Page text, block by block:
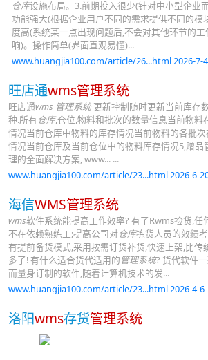
仓库设施布局。3.前期投入很少(针对中小型企业而
功能强大(根据企业用户不同的需求提供不同的模
度高(系统某一点出现问题后,不会对其他环节的工
响)。操作简单(界面直观易懂)...
www.huangjia100.com/article/26...html 2026-7-4
旺店通wms管理系统
旺店通wms 管理系统更新控制随时更新当前库存
种.所有仓库,仓位,物料和批次的数量信息当前物料
情况当前仓库中物料的库存情况当前物料的各批
情况当前仓库及当前仓位中的物料库存情况5,赠品
理的全面解决方案, www... ...
www.huangjia100.com/article/23...html 2026-6-
海信WMS管理系统
wms软件系统能提高工作效率? 有了Rwms捡货,任
不在依赖熟练工;提高公司对仓库拣货人员的效绩
有提前备货模式,采用按需订货补货,快速上架,比传
多了! 有什么适合货代适用的管理系统? 货代软件
而量身订制的软件,随着计算机技术的发...
www.huangjia100.com/article/23...html 2026-4-6
洛阳wms存货管理系统